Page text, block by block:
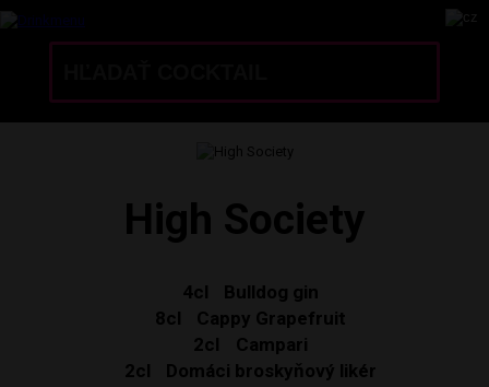
High Society
4cl
Bulldog gin
8cl
Cappy Grapefruit
2cl
Campari
2cl
Domáci broskyňový likér